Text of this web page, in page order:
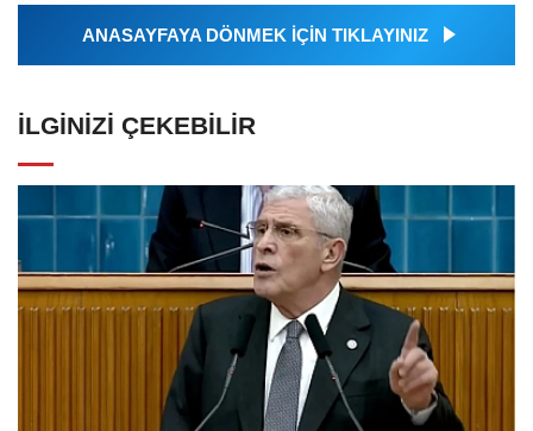
ANASAYFAYA DÖNMEK İÇİN TIKLAYINIZ
İLGINIZI ÇEKEBILIR